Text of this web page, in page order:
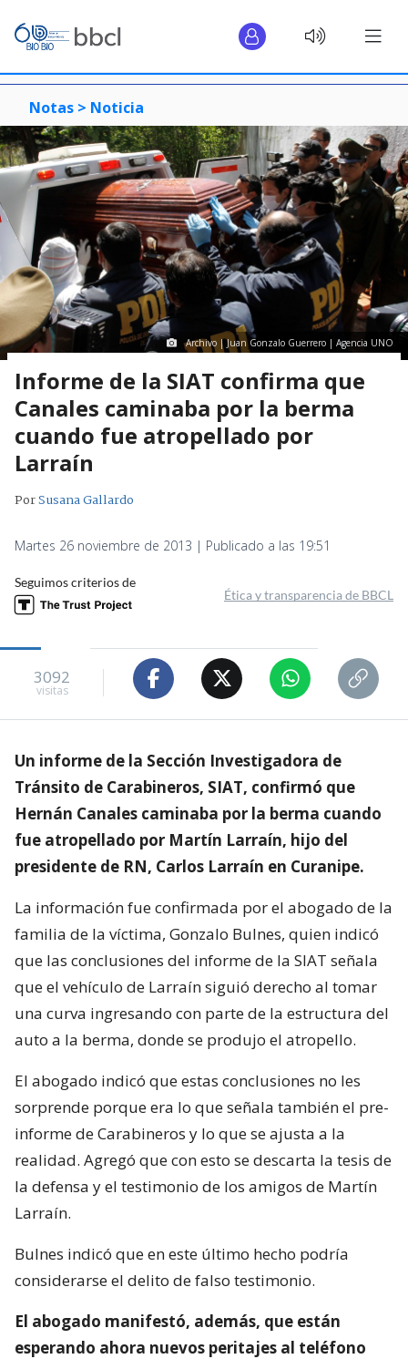
Notas > Noticia
Archivo | Juan Gonzalo Guerrero | Agencia UNO
Informe de la SIAT confirma que
Canales caminaba por la berma
cuando fue atropellado por
Larraín
PorSusana Gallardo
Martes 26 noviembre de 2013 | Publicado a las 19:51
Seguimos criterios de
Ética y transparencia de BBCL
3092
visitas
Un informe de la Sección Investigadora de
Tránsito de Carabineros, SIAT, confirmó que
Hernán Canales caminaba por la berma cuando
fue atropellado por Martín Larraín, hijo del
presidente de RN, Carlos Larraín en Curanipe.
La información fue confirmada por el abogado de la
familia de la víctima, Gonzalo Bulnes, quien indicó
que las conclusiones del informe de la SIAT señala
que el vehículo de Larraín siguió derecho al tomar
una curva ingresando con parte de la estructura del
auto a la berma, donde se produjo el atropello.
El abogado indicó que estas conclusiones no les
sorprende porque era lo que señala también el pre-
informe de Carabineros y lo que se ajusta a la
realidad. Agregó que con esto se descarta la tesis de
la defensa y el testimonio de los amigos de Martín
Larraín.
Bulnes indicó que en este último hecho podría
considerarse el delito de falso testimonio.
El abogado manifestó, además, que están
esperando ahora nuevos peritajes al teléfono